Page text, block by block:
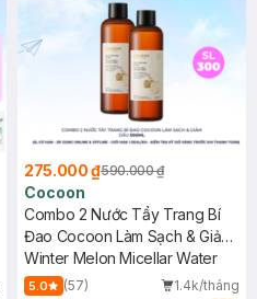
275.000 ₫590.000 ₫
Cocoon
Combo 2 Nước Tẩy Trang Bí
Đao Cocoon Làm Sạch & Giảm
Dầu 500ml
Winter Melon Micellar Water
5.0 (57)
1.4k/tháng